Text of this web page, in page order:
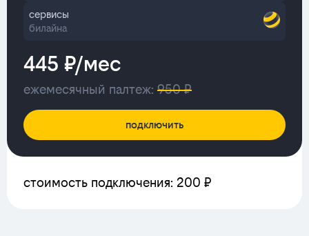
сервисы
билайна
445 ₽/мес
ежемесячный палтеж: 950 ₽
подключить
стоимость подключения: 200 ₽